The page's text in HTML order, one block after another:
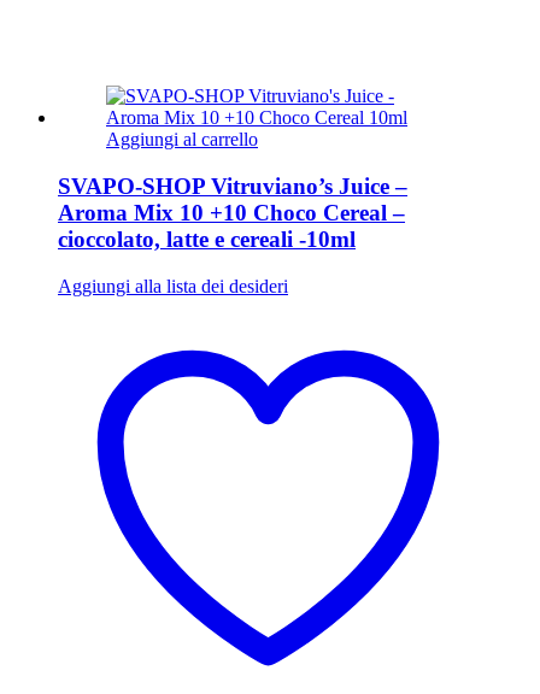
Aggiungi al carrello
SVAPO-SHOP Vitruviano’s Juice –
Aroma Mix 10 +10 Choco Cereal –
cioccolato, latte e cereali -10ml
Aggiungi alla lista dei desideri